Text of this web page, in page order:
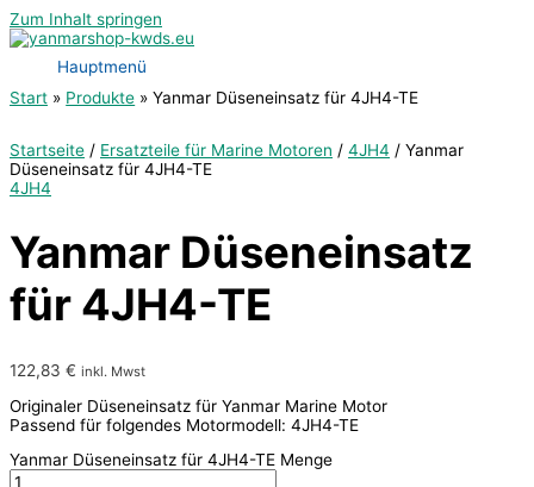
Zum Inhalt springen
Hauptmenü
Start
Produkte Yanmar Düseneinsatz für 4JH4-TE
Startseite / Ersatzteile für Marine Motoren / 4JH4 / Yanmar
Düseneinsatz für 4JH4-TE
4JH4
Yanmar Düseneinsatz
für 4JH4-TE
122,83 € inkl. Mwst
Originaler Düseneinsatz für Yanmar Marine Motor
Passend für folgendes Motormodell: 4JH4-TE
Yanmar Düseneinsatz für 4JH4-TE Menge